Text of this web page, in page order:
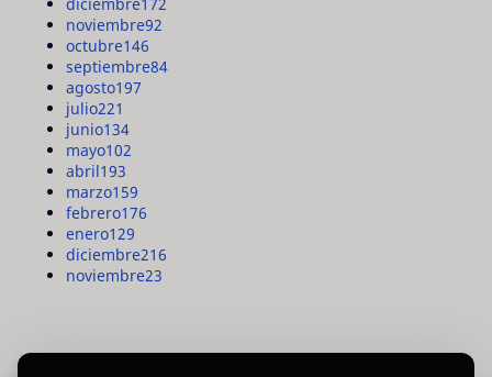
noviembre92
octubre146
septiembre84
agosto197
julio221
junio134
mayo102
abril193
marzo159
febrero176
enero129
diciembre216
noviembre23